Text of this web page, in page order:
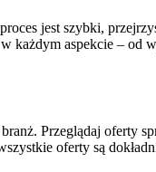
jest szybki,
każdym aspekcie – od
Przeglądaj oferty
oferty są